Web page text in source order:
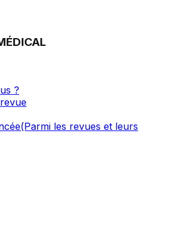
?
(Parmi les revues et leurs